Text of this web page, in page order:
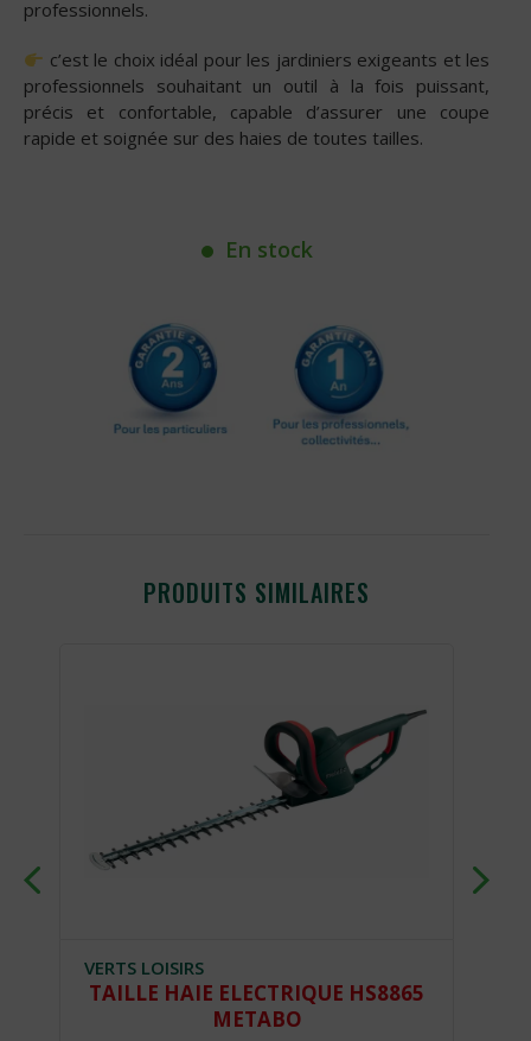
professionnels.
c’est le choix idéal pour les jardiniers exigeants et les
professionnels souhaitant un outil à la fois puissant,
précis et confortable, capable d’assurer une coupe
rapide et soignée sur des haies de toutes tailles.
En stock
PRODUITS SIMILAIRES
VERTS LOISIRS
TAILLE HAIE ELECTRIQUE HS8865
METABO